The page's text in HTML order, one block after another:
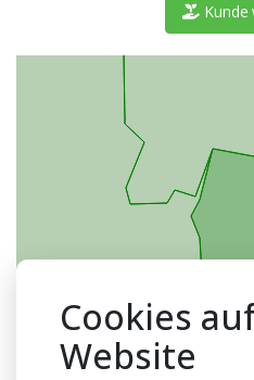
Kunde
Cookies
Website